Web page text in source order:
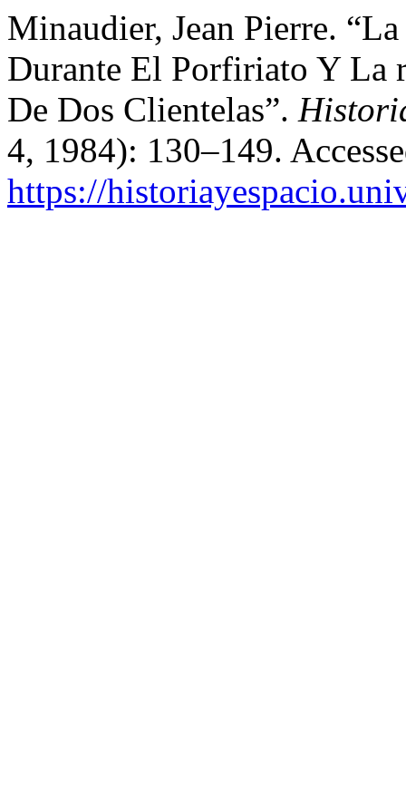
Minaudier, Jean Pierre.
Durante El Porfiriato Y La
De Dos Clientelas”.
4, 1984): 130–149.
https://